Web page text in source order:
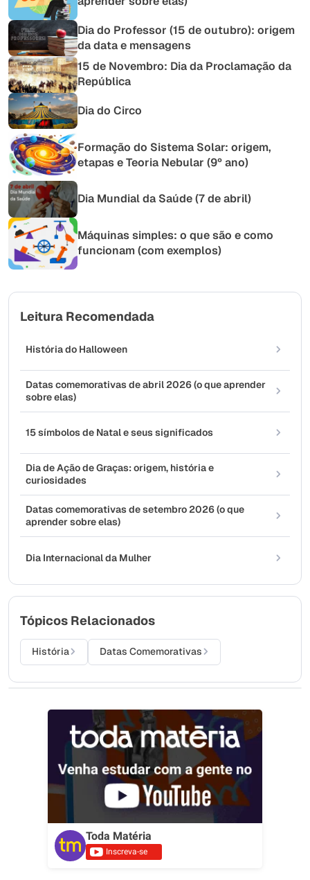
Dia do Professor (15 de outubro): origem
da data e mensagens
15 de Novembro: Dia da Proclamação da
República
Dia do Circo
Formação do Sistema Solar: origem,
etapas e Teoria Nebular (9º ano)
Dia Mundial da Saúde (7 de abril)
Máquinas simples: o que são e como
funcionam (com exemplos)
Leitura Recomendada
História do Halloween
Datas comemorativas de abril 2026 (o que aprender
sobre elas)
15 símbolos de Natal e seus significados
Dia de Ação de Graças: origem, história e
curiosidades
Datas comemorativas de setembro 2026 (o que
aprender sobre elas)
Dia Internacional da Mulher
Tópicos Relacionados
História Datas Comemorativas
Toda Matéria
Inscreva-se